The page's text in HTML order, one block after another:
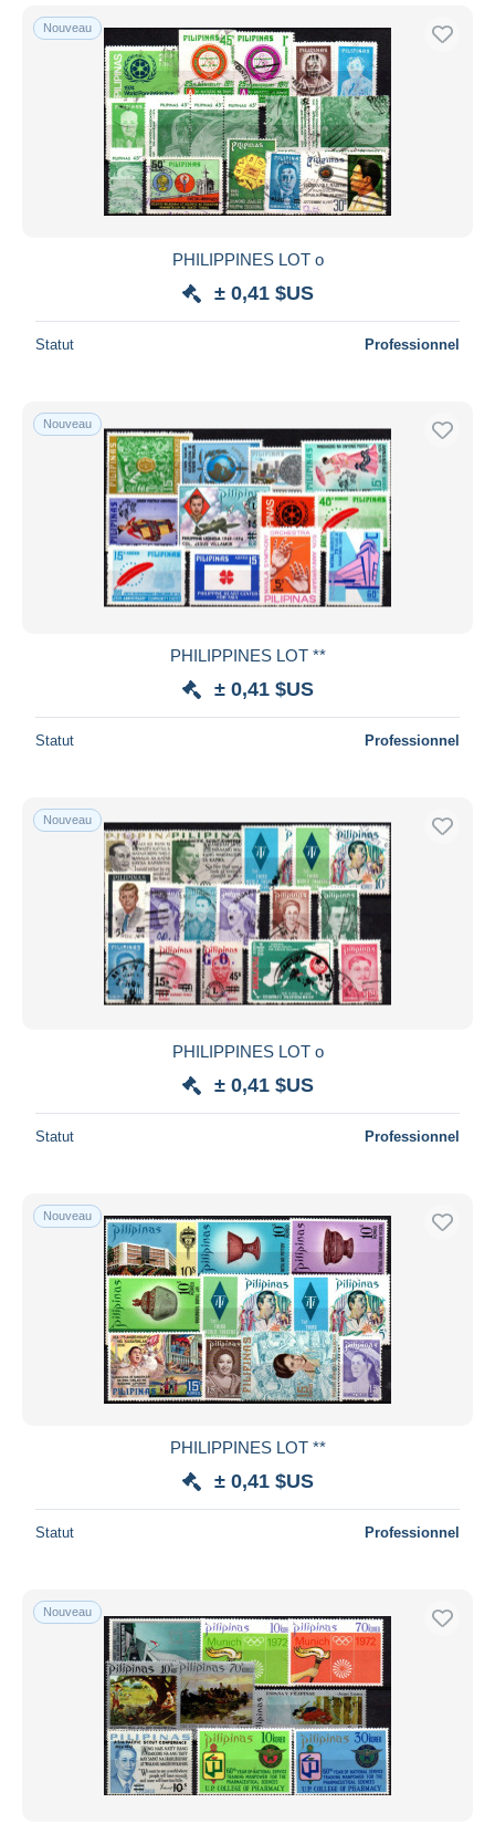
Nouveau
PHILIPPINES LOT o
± 0,41 $US
Statut Professionnel
Nouveau
PHILIPPINES LOT **
± 0,41 $US
Statut Professionnel
Nouveau
PHILIPPINES LOT o
± 0,41 $US
Statut Professionnel
Nouveau
PHILIPPINES LOT **
± 0,41 $US
Statut Professionnel
Nouveau